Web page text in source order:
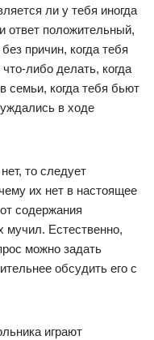
ли у тебя иногда
ответ положительный,
причин, когда тебя
либо делать, когда
семьи, когда тебя бьют
в ходе
то следует
их нет в настоящее
содержания
мучил. Естественно,
можно задать
обсудить его с
играют